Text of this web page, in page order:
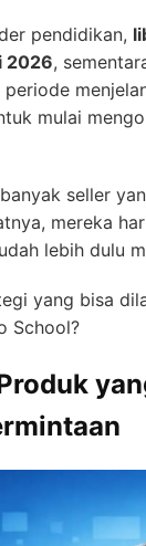
pendidikan,
2026,
periode
mulai
seller
mereka
lebih dulu
yang bisa
School?